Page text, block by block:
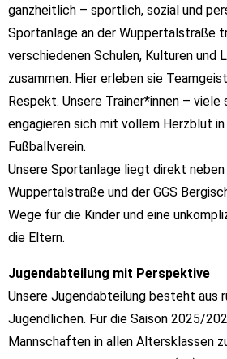
ganzheitlich – sportlich, sozial und
Sportanlage an der Wuppertalstraße
verschiedenen Schulen, Kulturen und
zusammen. Hier erleben sie
Respekt. Unsere Trainer*innen –
engagieren sich mit vollem Herzblut in
Fußballverein.
Unsere Sportanlage liegt direkt
Wuppertalstraße und der GGS
Wege für die Kinder und eine
die Eltern.
Jugendabteilung mit Perspektive
Unsere Jugendabteilung besteht aus
Jugendlichen. Für die Saison 2025/
Mannschaften in allen Altersklassen